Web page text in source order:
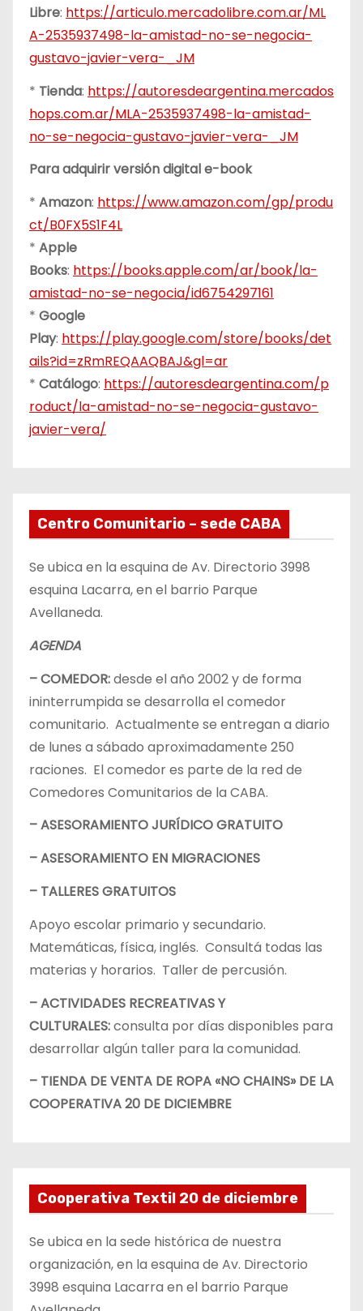
Libre: https://articulo.mercadolibre.com.ar/ML
A-2535937498-la-amistad-no-se-negocia-
gustavo-javier-vera-_JM
* Tienda: https://autoresdeargentina.mercados
hops.com.ar/MLA-2535937498-la-amistad-
no-se-negocia-gustavo-javier-vera-_JM
Para adquirir versión digital e-book
* Amazon: https://www.amazon.com/gp/produ
ct/B0FX5S1F4L
* Apple
Books: https://books.apple.com/ar/book/la-
amistad-no-se-negocia/id6754297161
* Google
Play: https://play.google.com/store/books/det
ails?id=zRmREQAAQBAJ&gl=ar
* Catálogo: https://autoresdeargentina.com/p
roduct/la-amistad-no-se-negocia-gustavo-
javier-vera/
Centro Comunitario – sede CABA
Se ubica en la esquina de Av. Directorio 3998
esquina Lacarra, en el barrio Parque
Avellaneda.
AGENDA
– COMEDOR:desde el año 2002 y de forma
ininterrumpida se desarrolla el comedor
comunitario. Actualmente se entregan a diario
de lunes a sábado aproximadamente 250
raciones. El comedor es parte de la red de
Comedores Comunitarios de la CABA.
– ASESORAMIENTO JURÍDICO GRATUITO
– ASESORAMIENTO EN MIGRACIONES
– TALLERES GRATUITOS
Apoyo escolar primario y secundario.
Matemáticas, física, inglés. Consultá todas las
materias y horarios. Taller de percusión.
– ACTIVIDADES RECREATIVAS Y
CULTURALES:consulta por días disponibles para
desarrollar algún taller para la comunidad.
– TIENDA DE VENTA DE ROPA «NO CHAINS» DE LA
COOPERATIVA 20 DE DICIEMBRE
Cooperativa Textil 20 de diciembre
Se ubica en la sede histórica de nuestra
organización, en la esquina de Av. Directorio
3998 esquina Lacarra en el barrio Parque